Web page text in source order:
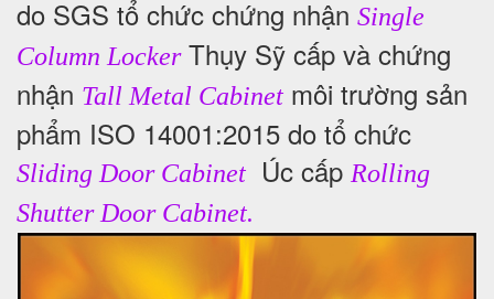
do SGS tổ chức chứng nhận Single
Column LockerThụy Sỹ cấp và chứng
nhận Tall Metal Cabinet môi trường sản
phẩm ISO 14001:2015 do tổ chức
Sliding Door Cabinet Úc cấp Rolling
Shutter Door Cabinet.